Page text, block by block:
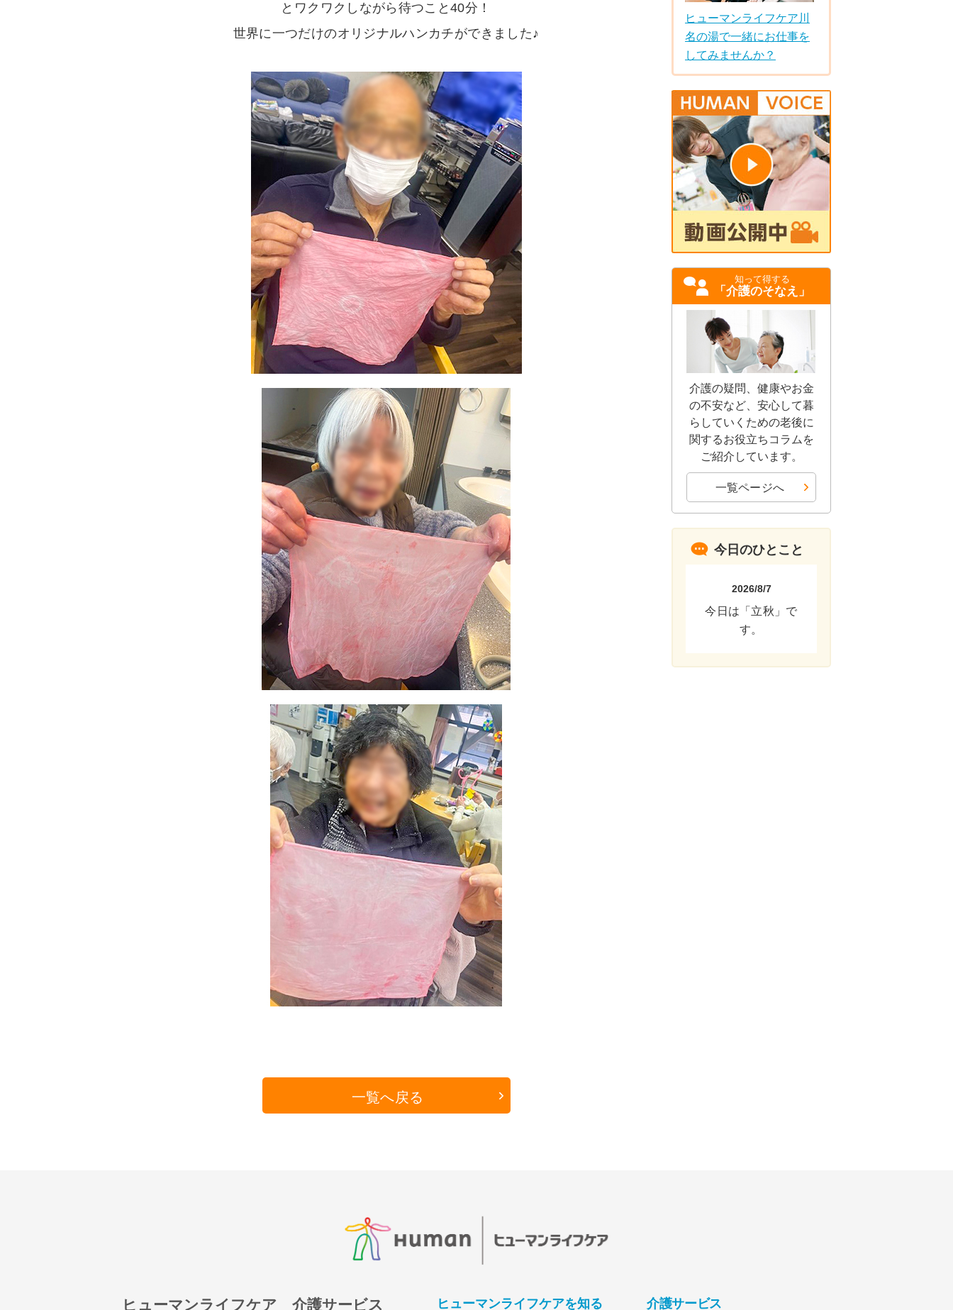
とワクワクしながら待つこと40分！
世界に一つだけのオリジナルハンカチができました♪
一覧へ戻る
ヒューマンライフケア川
名の湯で一緒にお仕事を
してみませんか？
知って得する
「介護のそなえ」
介護の疑問、健康やお金
の不安など、安心して暮
らしていくための老後に
関するお役立ちコラムを
ご紹介しています。
一覧ページへ
今日のひとこと
2026/8/7
今日は「立秋」で
す。
ヒューマンライフケア 介護サービス ヒューマンライフケアを知る 介護サービス